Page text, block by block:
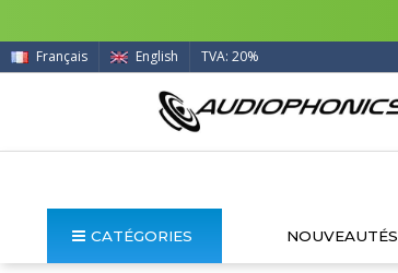
Français English TVA: 20%
CATÉGORIES NOUVEAUTÉS